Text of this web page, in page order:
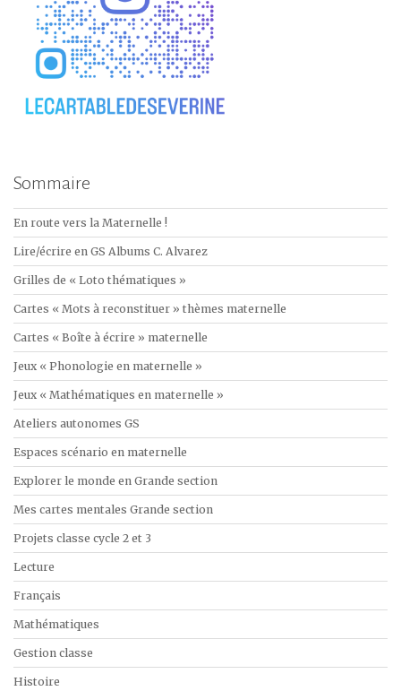
Sommaire
En route vers la Maternelle !
Lire/écrire en GS Albums C. Alvarez
Grilles de « Loto thématiques »
Cartes « Mots à reconstituer » thèmes maternelle
Cartes « Boîte à écrire » maternelle
Jeux « Phonologie en maternelle »
Jeux « Mathématiques en maternelle »
Ateliers autonomes GS
Espaces scénario en maternelle
Explorer le monde en Grande section
Mes cartes mentales Grande section
Projets classe cycle 2 et 3
Lecture
Français
Mathématiques
Gestion classe
Histoire